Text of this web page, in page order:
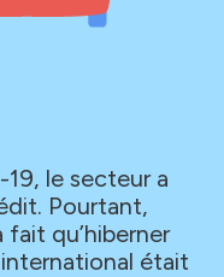
le secteur a
Pourtant,
qu’hiberner
était